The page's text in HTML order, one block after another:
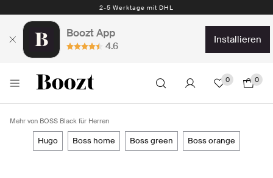
Kostenlose Rücksendung – 30 Tage
Boozt App
4.6
installieren
0 0
Mehr von BOSS Black für Herren
hugo boss home boss green boss orange